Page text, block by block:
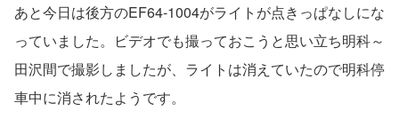
あと今日は後方のEF64-1004がライトが点きっぱなしにな
っていました。ビデオでも撮っておこうと思い立ち明科～
田沢間で撮影しましたが、ライトは消えていたので明科停
車中に消されたようです。